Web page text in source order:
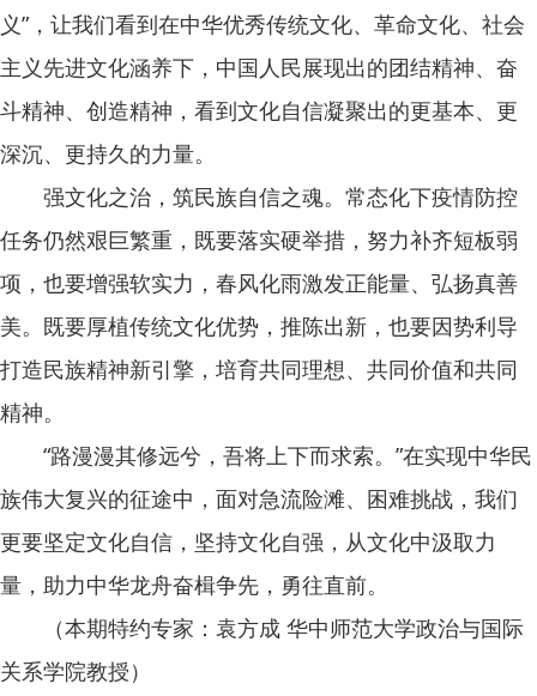
义”，让我们看到在中华优秀传统文化、革命文化、社会
主义先进文化涵养下，中国人民展现出的团结精神、奋
斗精神、创造精神，看到文化自信凝聚出的更基本、更
深沉、更持久的力量。
强文化之治，筑民族自信之魂。常态化下疫情防控
任务仍然艰巨繁重，既要落实硬举措，努力补齐短板弱
项，也要增强软实力，春风化雨激发正能量、弘扬真善
美。既要厚植传统文化优势，推陈出新，也要因势利导
打造民族精神新引擎，培育共同理想、共同价值和共同
精神。
“路漫漫其修远兮，吾将上下而求索。”在实现中华民
族伟大复兴的征途中，面对急流险滩、困难挑战，我们
更要坚定文化自信，坚持文化自强，从文化中汲取力
量，助力中华龙舟奋楫争先，勇往直前。
（本期特约专家：袁方成 华中师范大学政治与国际
关系学院教授）